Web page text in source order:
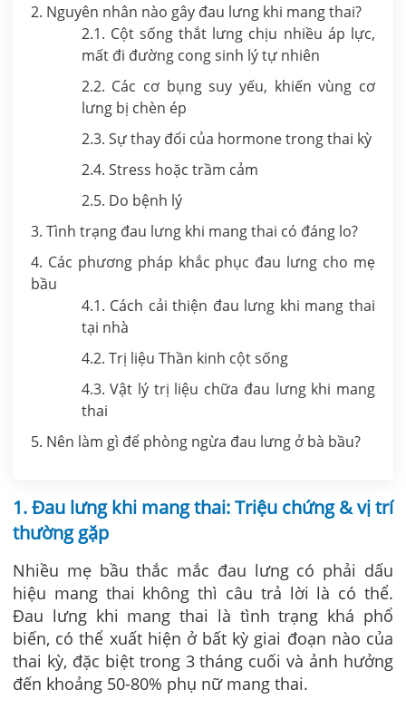
2. Nguyên nhân nào gây đau lưng khi mang thai?
2.1. Cột sống thắt lưng chịu nhiều áp lực,
mất đi đường cong sinh lý tự nhiên
2.2. Các cơ bụng suy yếu, khiến vùng cơ
lưng bị chèn ép
2.3. Sự thay đổi của hormone trong thai kỳ
2.4. Stress hoặc trầm cảm
2.5. Do bệnh lý
3. Tình trạng đau lưng khi mang thai có đáng lo?
4. Các phương pháp khắc phục đau lưng cho mẹ
bầu
4.1. Cách cải thiện đau lưng khi mang thai
tại nhà
4.2. Trị liệu Thần kinh cột sống
4.3. Vật lý trị liệu chữa đau lưng khi mang
thai
5. Nên làm gì để phòng ngừa đau lưng ở bà bầu?
1. Đau lưng khi mang thai: Triệu chứng & vị trí
thường gặp
Nhiều mẹ bầu thắc mắc đau lưng có phải dấu
hiệu mang thai không thì câu trả lời là có thể.
Đau lưng khi mang thai là tình trạng khá phổ
biến, có thể xuất hiện ở bất kỳ giai đoạn nào của
thai kỳ, đặc biệt trong 3 tháng cuối và ảnh hưởng
đến khoảng 50-80% phụ nữ mang thai.